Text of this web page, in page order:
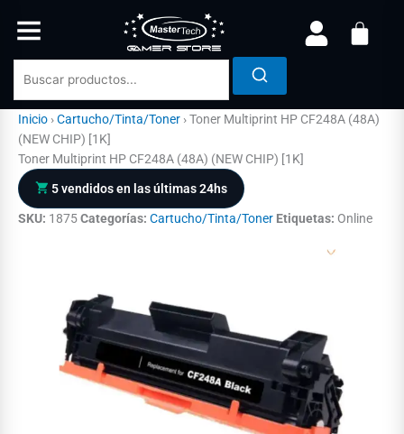
Inicio ›Cartucho/Tinta/Toner ›Toner Multiprint HP CF248A (48A)
(NEW CHIP) [1K]
Toner Multiprint HP CF248A (48A) (NEW CHIP) [1K]
5 vendidos en las últimas 24hs
SKU: 1875Categorías: Cartucho/Tinta/Toner Etiquetas: Online